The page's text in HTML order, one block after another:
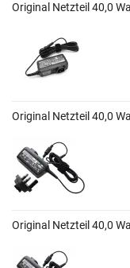
Original Netzteil 40,0
Original Netzteil 40,0
Original Netzteil 40,0